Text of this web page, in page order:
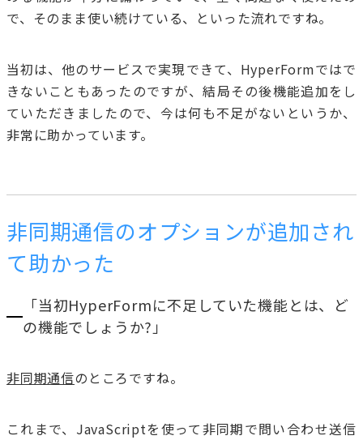
で、そのまま使い続けている、といった流れですね。
当初は、他のサービスで実現できて、HyperFormではで
きないこともあったのですが、結局その後機能追加をし
ていただきましたので、今は何も不足がないというか、
非常に助かっています。
非同期通信のオプションが追加され
て助かった
「当初HyperFormに不足していた機能とは、ど
の機能でしょうか?」
非同期通信のところですね。
これまで、JavaScriptを使って非同期で問い合わせ送信